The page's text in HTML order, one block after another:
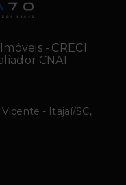
- CRECI
CNAI
Vicente - Itajaí/SC,